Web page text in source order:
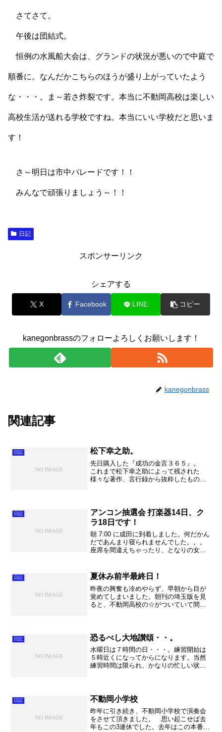
さてさて。
午後は団結式。
恒例の水風船大会は、グランドの状況が悪いので中庭で
順番に。なんだかこちらのほうが盛り上がっていたよう
な・・・。ま～若さ炸裂です。本当に不動岡高校は楽しい
高校生活が送れる学校ですね。本当にいい学校だと思いま
す！
さ～明日は市中パレードです！！
みんなで頑張りましょう～！！
日記
スポンサーリンク
シェアする
X Facebook LINE コピー
kanegonbrassのフォローよろしくお願いします！
kanegonbrass
関連記事
日記 松下幸之助。
先日購入した『成功の金言３６５』。
これまで松下幸之助によって残された
様々な著作、言行録から抜粋したものを
に重みのある言葉ばかり...
日記
アンコン抽選会 打楽器14日、ク
ラ18日です！
朝 7:00 に成田に到着しました。何だかん
だであんまり寝られませんでした。。。
座席を間違えちゃったり、となりの女性
ぽどなお仕事のやりとりなのかなと思っ
たのですが。...
日記 夏休み前半最終日！
昨夜の興奮も冷めやらず、早朝から目が
覚めてしまいました。朝刊の埼玉版を見
ると、不動岡高校の☆がついていて間違
学生対象の英会話と食育講...
日記 恐るべし大地讃頌・・。
水曜日は７時間の日・・・。練習開始は
５時近くになってからになります。当然
練習時間は限られ、かなりの忙しい状態
ートを直前に控えて気持ち...
日記 不動岡小学校
昨年に引き続き、不動岡小学校で演奏会
をさせて頂きました。 思い起こせば去
年もこの3連休でした。去年はこの本番の